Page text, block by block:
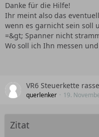
Danke für die Hilfe!
Ihr meint also das
wenn es garnicht sein soll
=&gt; Spanner nicht
Wo soll ich Ihn messen
VR6 Steuerkette
querlenker 19.
Zitat